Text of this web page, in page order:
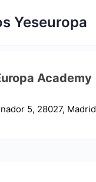
Yeseuropa
Academy
5, 28027, Madrid